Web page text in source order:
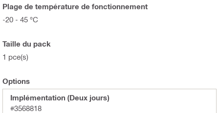
Plage de température de fonctionnement
-20 - 45 °C
Taille du pack
1 pce(s)
Options
Implémentation (Deux jours)
#3568818